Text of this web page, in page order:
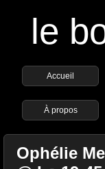
le
Accueil
À propos
Ophélie